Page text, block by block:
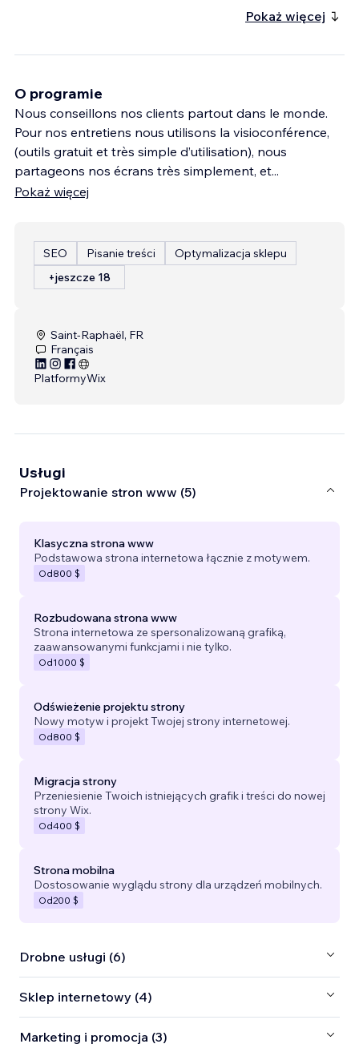
Pokaż więcej
O programie
Nous conseillons nos clients partout dans le monde.
Pour nos entretiens nous utilisons la visioconférence,
(outils gratuit et très simple d’utilisation), nous
partageons nos écrans très simplement, et...
Pokaż więcej
SEO Pisanie treści
Optymalizacja sklepu
+jeszcze 18
Saint-Raphaël, FR
Français
PlatformyWix
Usługi
Projektowanie stron www (5)
Klasyczna strona www
Podstawowa strona internetowa łącznie z motywem.
Od800 $
Rozbudowana strona www
Strona internetowa ze spersonalizowaną grafiką,
zaawansowanymi funkcjami i nie tylko.
Od1000 $
Odświeżenie projektu strony
Nowy motyw i projekt Twojej strony internetowej.
Od800 $
Migracja strony
Przeniesienie Twoich istniejących grafik i treści do nowej
strony Wix.
Od400 $
Strona mobilna
Dostosowanie wyglądu strony dla urządzeń mobilnych.
Od200 $
Drobne usługi (6)
Sklep internetowy (4)
Marketing i promocja (3)